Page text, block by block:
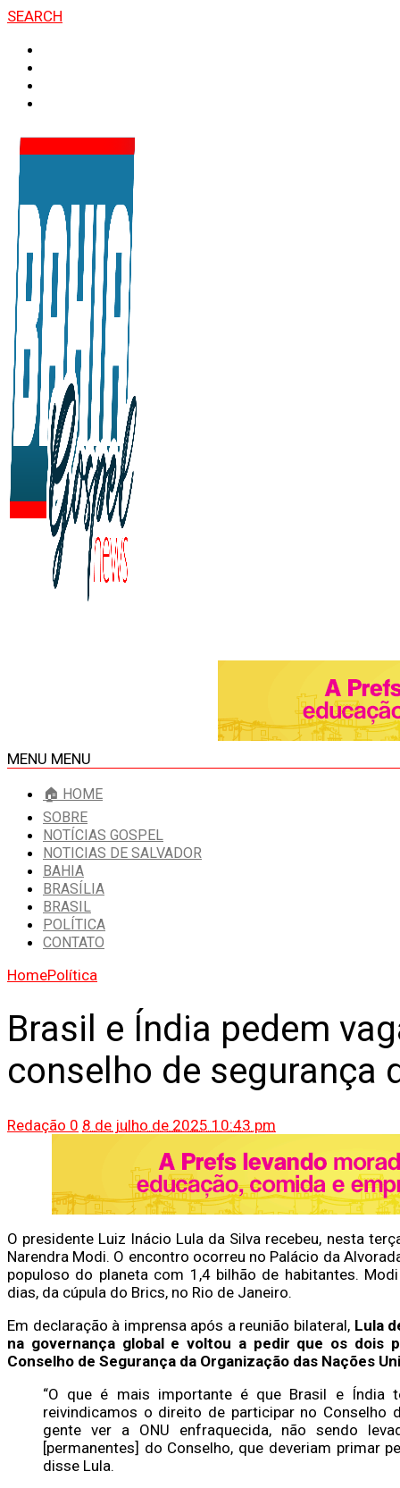
SEARCH
MENU MENU
🏠 HOME
SOBRE
NOTÍCIAS GOSPEL
NOTICIAS DE SALVADOR
BAHIA
BRASÍLIA
BRASIL
POLÍTICA
CONTATO
HomePolítica
Brasil e Índia pedem
conselho de segurança
Redação 0 8 de julho de 2025 10:43 pm
O presidente Luiz Inácio Lula da Silva recebeu, nesta
Narendra Modi. O encontro ocorreu no Palácio da
populoso do planeta com 1,4 bilhão de habitantes.
dias, da cúpula do Brics, no Rio de Janeiro.
Em declaração à imprensa após a reunião bilateral,Lula
na governança global e voltou a pedir que os dois
Conselho de Segurança da Organização das Nações
“O que é mais importante é que Brasil e Índia
reivindicamos o direito de participar no Conselho
gente ver a ONU enfraquecida, não sendo
[permanentes] do Conselho, que deveriam primar
disse Lula.